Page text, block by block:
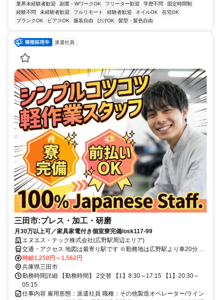
業界未経験者歓迎 副業・WワークOK フリーター歓迎 学歴不問
固定時間制
経験不問
未経験者歓迎 フルリモート 経験者歓迎 ネイルOK
在宅OK
ブランクOK
ピアスOK 服装自由 ひげOK 髪型・髪色自由
派遣社員
三田市:プレス・加工・研磨
月30万以上可／家具家電付き個室寮完備/osk117-99
エヌエス・テック株式会社(広野駅周辺エリア)
交通・アクセス 地図は最寄り駅です ※勤務地は広野駅より車20分圏
内
時給1,250円～1,562円
兵庫県三田市
勤務時間詳細 【勤務時間】 2交替 【1】8:30～17:15 【1】20:30～
05:15
仕事内容 雇用形態：派遣社員 職種：その他製造オペレーター/ライン